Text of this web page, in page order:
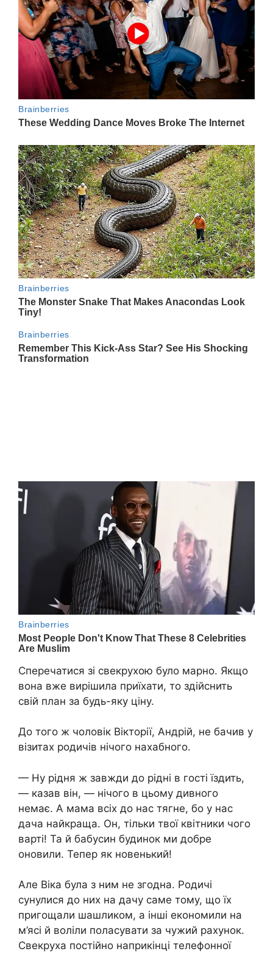
Сперечатися зі свекрухою було марно. Якщо
вона вже вирішила приїхати, то здійснить
свій план за будь-яку ціну.
До того ж чоловік Вікторії, Андрій, не бачив у
візитах родичів нічого нахабного.
— Ну рідня ж завжди до рідні в гості їздить,
— казав він, — нічого в цьому дивного
немає. А мама всіх до нас тягне, бо у нас
дача найкраща. Он, тільки твої квітники чого
варті! Та й бабусин будинок ми добре
оновили. Тепер як новенький!
Але Віка була з ним не згодна. Родичі
сунулися до них на дачу саме тому, що їх
пригощали шашликом, а інші економили на
м’ясі й воліли поласувати за чужий рахунок.
Свекруха постійно наприкінці телефонної